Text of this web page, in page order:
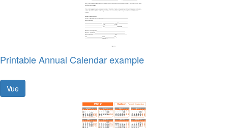
Printable Annual Calendar example
Vue